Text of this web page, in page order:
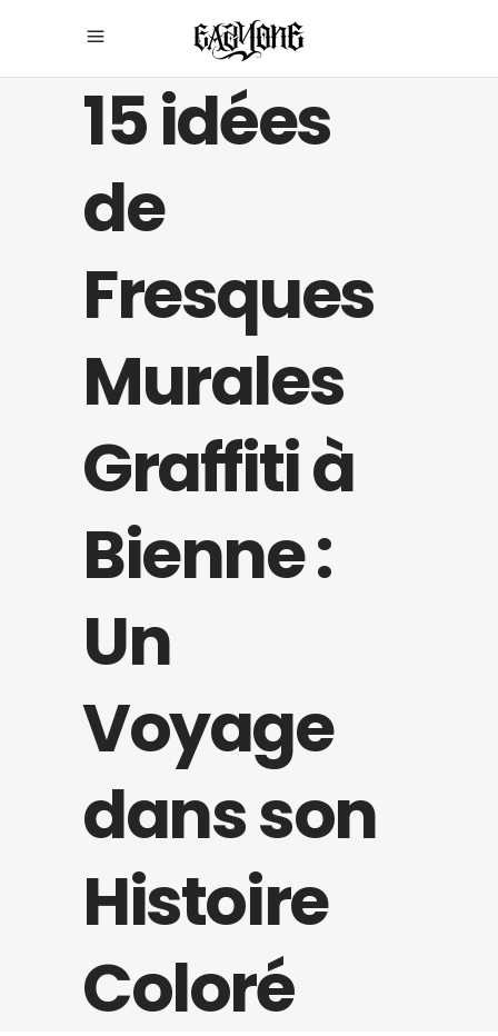
15 idées
de
Fresques
Murales
Graffiti à
Bienne :
Un
Voyage
dans son
Histoire
Coloré